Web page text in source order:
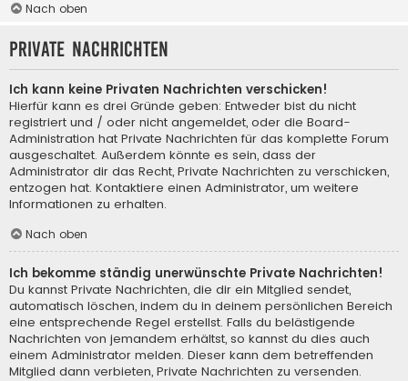
Nach oben
Private Nachrichten
Ich kann keine Privaten Nachrichten verschicken!
Hierfür kann es drei Gründe geben: Entweder bist du nicht
registriert und / oder nicht angemeldet, oder die Board-
Administration hat Private Nachrichten für das komplette Forum
ausgeschaltet. Außerdem könnte es sein, dass der
Administrator dir das Recht, Private Nachrichten zu verschicken,
entzogen hat. Kontaktiere einen Administrator, um weitere
Informationen zu erhalten.
Nach oben
Ich bekomme ständig unerwünschte Private Nachrichten!
Du kannst Private Nachrichten, die dir ein Mitglied sendet,
automatisch löschen, indem du in deinem persönlichen Bereich
eine entsprechende Regel erstellst. Falls du belästigende
Nachrichten von jemandem erhältst, so kannst du dies auch
einem Administrator melden. Dieser kann dem betreffenden
Mitglied dann verbieten, Private Nachrichten zu versenden.